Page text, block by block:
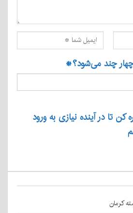
چند می‌شود؟*
کن تا در آینده نیازی به ورود
کرمان